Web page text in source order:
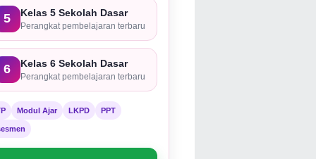
5 Kelas 5 Sekolah Dasar
Perangkat pembelajaran terbaru
6 Kelas 6 Sekolah Dasar
Perangkat pembelajaran terbaru
Modul Ajar LKPD PPT